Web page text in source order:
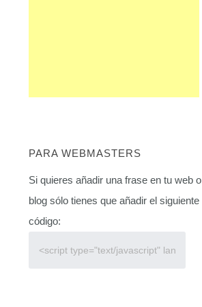
PARA WEBMASTERS
Si quieres añadir una frase en tu web o
blog sólo tienes que añadir el siguiente
código: